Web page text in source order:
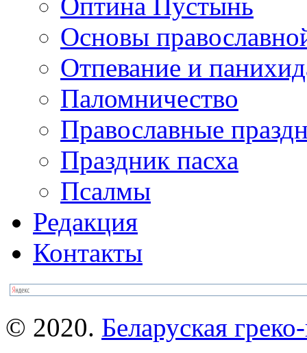
Основы
Отпевание и
Паломничество
Православные
Праздник пасха
Псалмы
Редакция
Контакты
© 2020. Беларуская